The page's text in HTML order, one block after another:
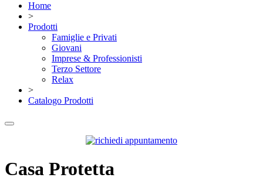
Home
>
Prodotti
Famiglie e Privati
Giovani
Imprese & Professionisti
Terzo Settore
Relax
>
Catalogo Prodotti
Casa Protetta